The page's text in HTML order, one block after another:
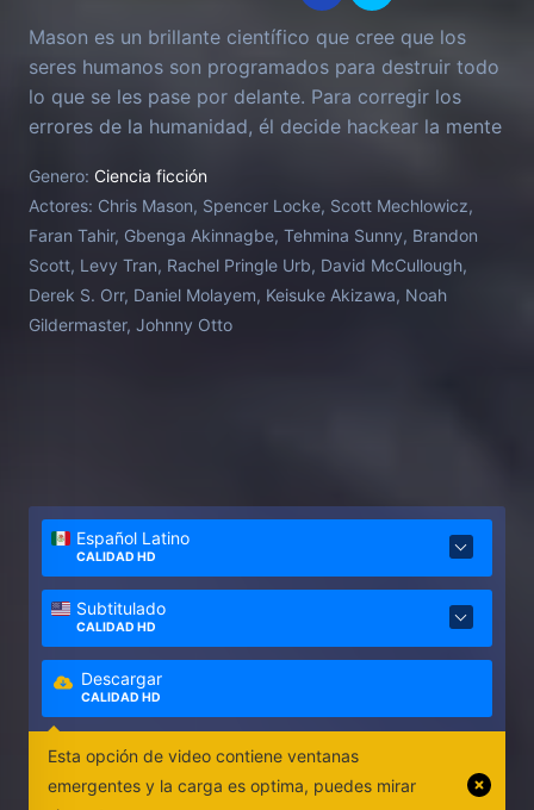
Mason es un brillante científico que cree que los
seres humanos son programados para destruir todo
lo que se les pase por delante. Para corregir los
errores de la humanidad, él decide hackear la mente
actos.
Genero: Ciencia ficción
Actores: Chris Mason, Spencer Locke, Scott Mechlowicz,
Faran Tahir, Gbenga Akinnagbe, Tehmina Sunny, Brandon
Scott, Levy Tran, Rachel Pringle Urb, David McCullough,
Derek S. Orr, Daniel Molayem, Keisuke Akizawa, Noah
Gildermaster, Johnny Otto
Español Latino
CALIDAD HD
Subtitulado
CALIDAD HD
Descargar
CALIDAD HD
Esta opción de video contiene ventanas
emergentes y la carga es optima, puedes mirar